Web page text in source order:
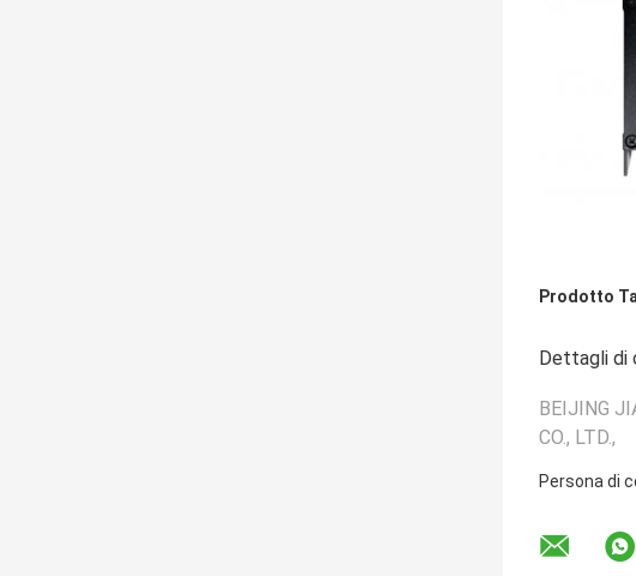
Prodotto
Dettagli di
BEIJING
CO., LTD.,
Persona di